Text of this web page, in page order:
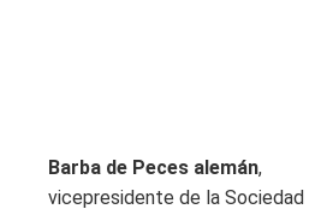
Barba de Peces alemán,
vicepresidente de la Sociedad